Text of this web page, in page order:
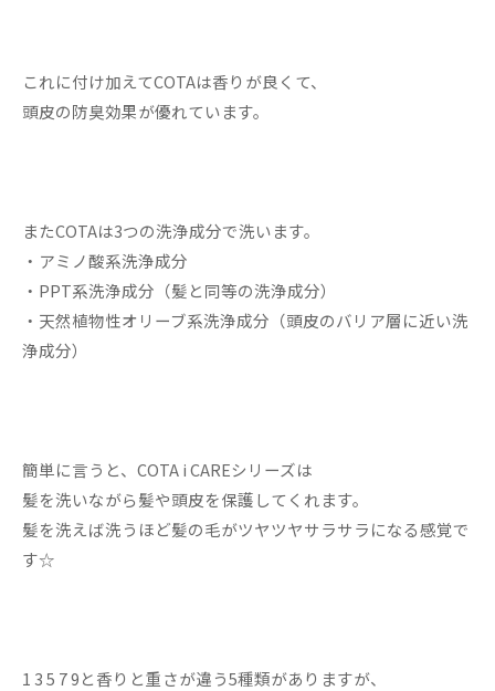
これに付け加えてCOTAは香りが良くて、
頭皮の防臭効果が優れています。
またCOTAは3つの洗浄成分で洗います。
・アミノ酸系洗浄成分
・PPT系洗浄成分（髪と同等の洗浄成分）
・天然植物性オリーブ系洗浄成分（頭皮のバリア層に近い洗
浄成分）
簡単に言うと、COTA i CAREシリーズは
髪を洗いながら髪や頭皮を保護してくれます。
髪を洗えば洗うほど髪の毛がツヤツヤサラサラになる感覚で
す☆
1 3 5 7 9と香りと重さが違う5種類がありますが、